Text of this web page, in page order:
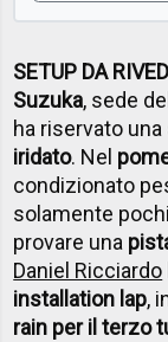
SETUP DA
Suzuka, sede del
ha riservato una
iridato. Nel
condizionato
solamente
provare una
Daniel Ricciardo
installation lap,
rain per il terzo